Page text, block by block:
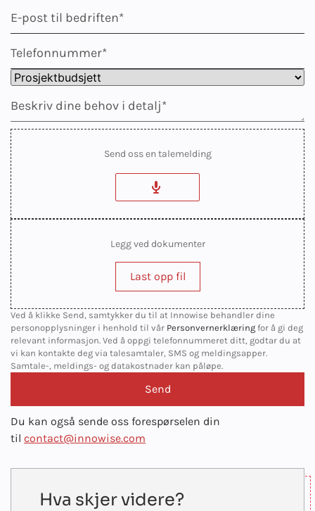
Send oss en talemelding
Legg ved dokumenter
Last opp fil
Ved å klikke Send, samtykker du til at Innowise behandler dine
personopplysninger i henhold til vår Personvernerklæring for å gi deg
relevant informasjon. Ved å oppgi telefonnummeret ditt, godtar du at
vi kan kontakte deg via talesamtaler, SMS og meldingsapper.
Samtale-, meldings- og datakostnader kan påløpe.
Du kan også sende oss forespørselen din
til contact@innowise.com
Hva skjer videre?